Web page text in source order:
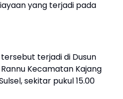
yang terjadi pada
terjadi di Dusun
Kecamatan Kajang
sekitar pukul 15.00